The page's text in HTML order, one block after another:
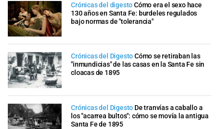
Crónicas del digestoCómo era el sexo hace
130 años en Santa Fe: burdeles regulados
bajo normas de "tolerancia"
Crónicas del DigestoCómo se retiraban las
"inmundicias" de las casas en la Santa Fe sin
cloacas de 1895
Crónicas del Digesto De tranvías a caballo a
los "acarrea bultos": cómo se movía la antigua
Santa Fe de 1895